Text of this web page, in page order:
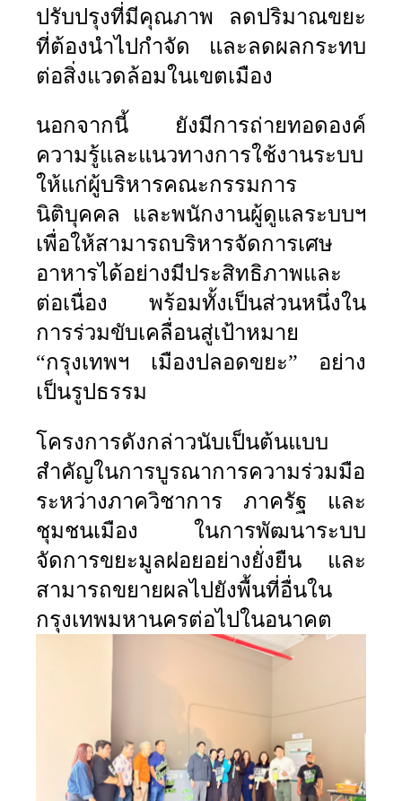
ปรับปรุงที่มีคุณภาพ ลดปริมาณขยะ
ที่ต้องนำไปกำจัด และลดผลกระทบ
ต่อสิ่งแวดล้อมในเขตเมือง
นอกจากนี้ ยังมีการถ่ายทอดองค์
ความรู้และแนวทางการใช้งานระบบ
ให้แก่ผู้บริหารคณะกรรมการ
นิติบุคคล และพนักงานผู้ดูแลระบบฯ
เพื่อให้สามารถบริหารจัดการเศษ
อาหารได้อย่างมีประสิทธิภาพและ
ต่อเนื่อง พร้อมทั้งเป็นส่วนหนึ่งใน
การร่วมขับเคลื่อนสู่เป้าหมาย
“กรุงเทพฯ เมืองปลอดขยะ” อย่าง
เป็นรูปธรรม
โครงการดังกล่าวนับเป็นต้นแบบ
สำคัญในการบูรณาการความร่วมมือ
ระหว่างภาควิชาการ ภาครัฐ และ
ชุมชนเมือง ในการพัฒนาระบบ
จัดการขยะมูลฝอยอย่างยั่งยืน และ
สามารถขยายผลไปยังพื้นที่อื่นใน
กรุงเทพมหานครต่อไปในอนาคต